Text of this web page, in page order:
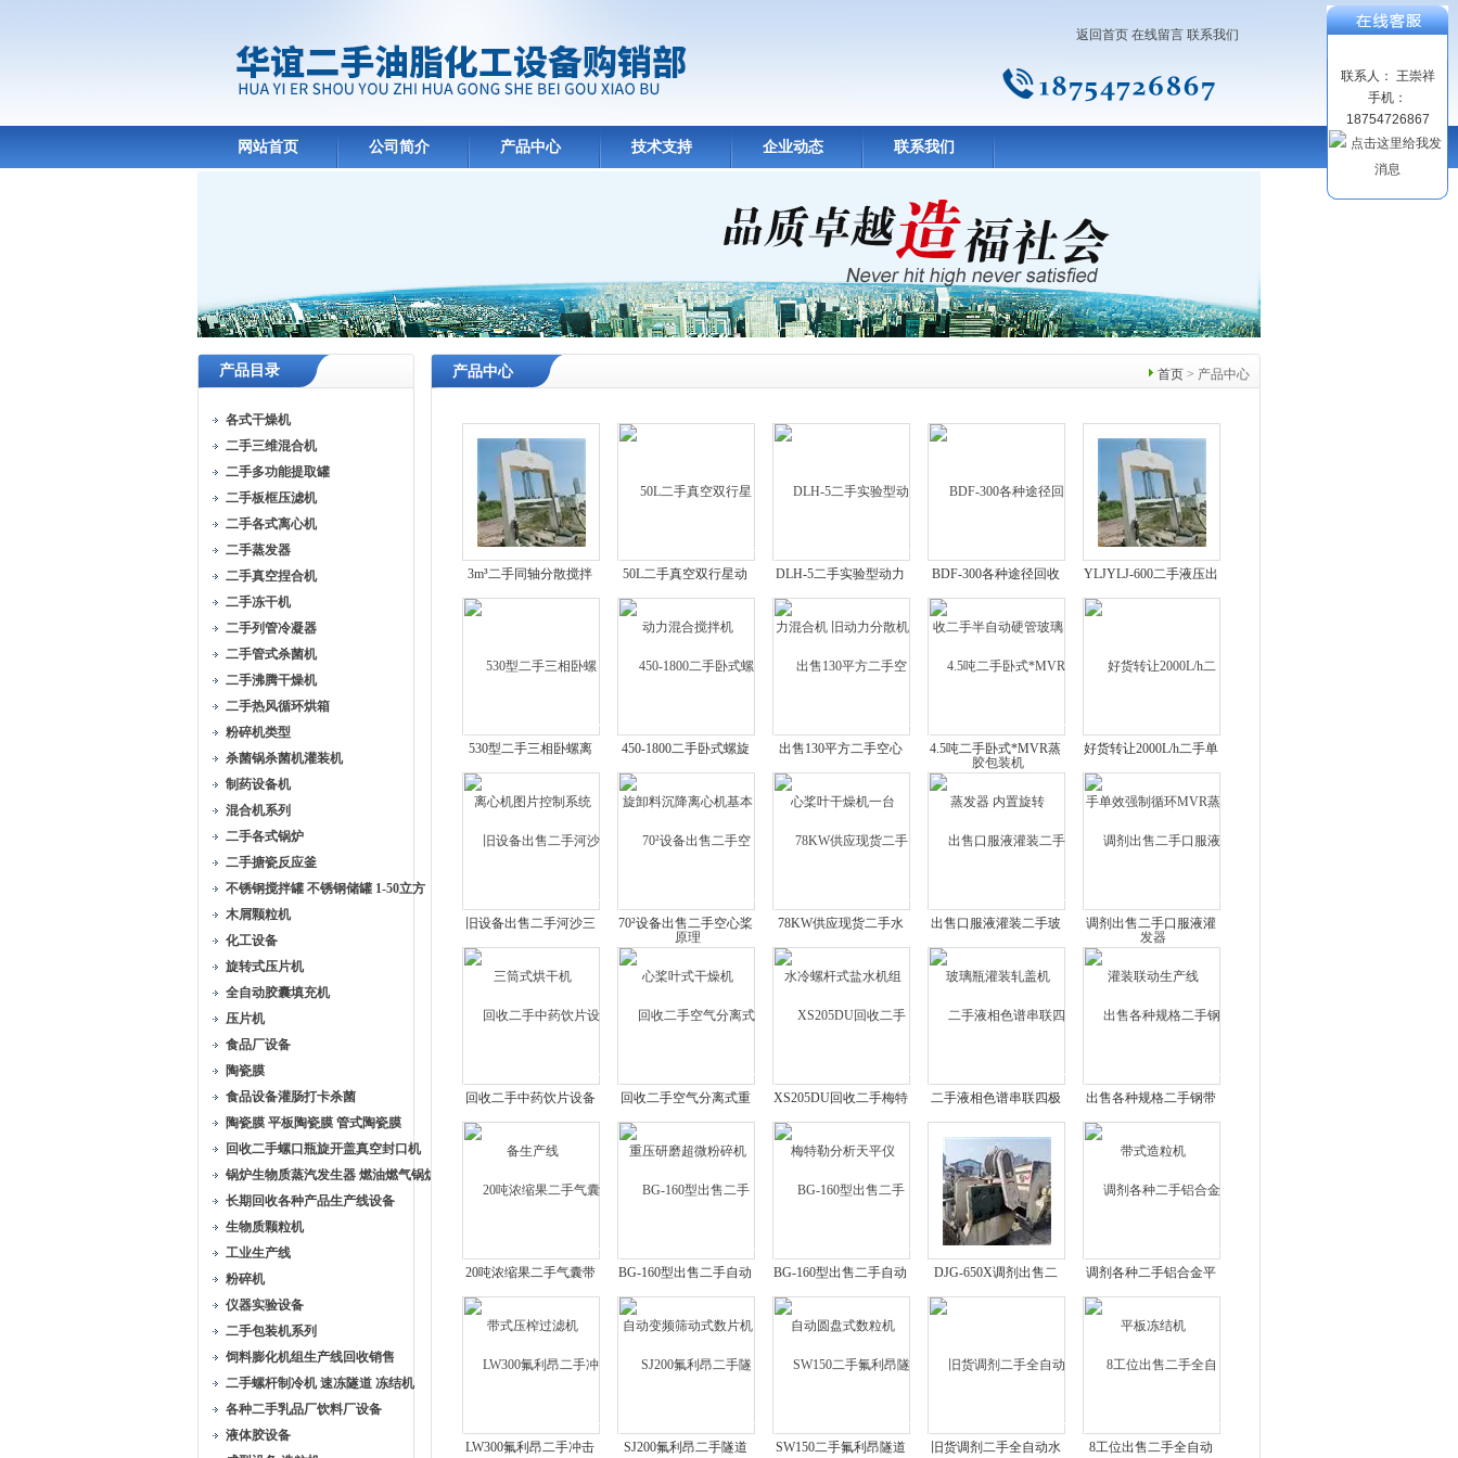
返回首页 在线留言 联系我们
网站首页 公司简介 产品中心 技术支持 企业动态 联系我们
产品目录
各式干燥机
二手三维混合机
二手多功能提取罐
二手板框压滤机
二手各式离心机
二手蒸发器
二手真空捏合机
二手冻干机
二手列管冷凝器
二手管式杀菌机
二手沸腾干燥机
二手热风循环烘箱
粉碎机类型
杀菌锅杀菌机灌装机
制药设备机
混合机系列
二手各式锅炉
二手搪瓷反应釜
不锈钢搅拌罐 不锈钢储罐 1-50立方
木屑颗粒机
化工设备
旋转式压片机
全自动胶囊填充机
压片机
食品厂设备
陶瓷膜
食品设备灌肠打卡杀菌
陶瓷膜 平板陶瓷膜 管式陶瓷膜
回收二手螺口瓶旋开盖真空封口机
锅炉生物质蒸汽发生器 燃油燃气锅炉
长期回收各种产品生产线设备
生物质颗粒机
工业生产线
粉碎机
仪器实验设备
二手包装机系列
饲料膨化机组生产线回收销售
二手螺杆制冷机 速冻隧道 冻结机
各种二手乳品厂饮料厂设备
液体胶设备
首页 > 产品中心
产品中心
3m³二手同轴分散搅拌
釜
50L二手真空双行星动
力混合搅拌机
DLH-5二手实验型动力
混合机 旧动力分散机
BDF-300各种途径回收
二手半自动硬管玻璃胶
包装机
YLJYLJ-600二手液压出
料机 DJH-600系列动力
530型二手三相卧螺离
心机图片控制系统
450-1800二手卧式螺旋
卸料沉降离心机基本原
理
出售130平方二手空心
桨叶干燥机一台
4.5吨二手卧式*MVR蒸
发器 内置旋转
好货转让2000L/h二手单
效强制循环MVR蒸发器
旧设备出售二手河沙三
筒式烘干机
70²设备出售二手空心桨
叶式干燥机
78KW供应现货二手水
冷螺杆式盐水机组
出售口服液灌装二手玻
璃瓶灌装轧盖机
调剂出售二手口服液灌
装联动生产线
回收二手中药饮片设备
生产线
回收二手空气分离式重
压研磨超微粉碎机
XS205DU回收二手梅特
勒分析天平仪
二手液相色谱串联四极
杆液质谱联用仪
出售各种规格二手钢带
式造粒机
20吨浓缩果二手气囊带
式压榨过滤机
BG-160型出售二手自动
变频筛动式数片机
BG-160型出售二手自动
圆盘式数粒机
DJG-650X调剂出售二
手单螺旋挤干机
调剂各种二手铝合金平
板冻结机
LW300氟利昂二手冲击
SJ200氟利昂二手隧道
SW150二手氟利昂隧道
旧货调剂二手全自动水
8工位出售二手全自动
联系人： 王崇祥
手机：
18754726867